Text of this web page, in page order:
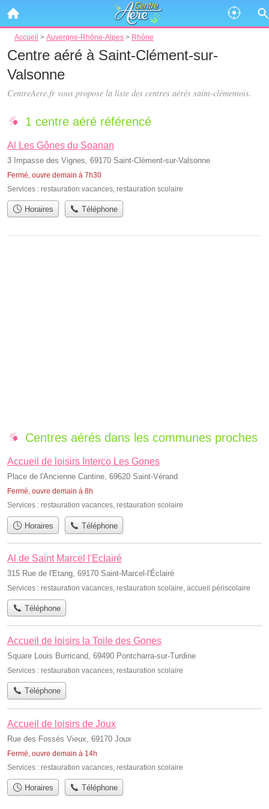
Accueil > Auvergne-Rhône-Alpes > Rhône
Centre aéré à Saint-Clément-sur-
Valsonne
CentreAere.fr vous propose la liste des centres aérés saint-clémentois.
1 centre aéré référencé
Al Les Gônes du Soanan
3 Impasse des Vignes, 69170 Saint-Clément-sur-Valsonne
Fermé, ouvre demain à 7h30
Services : restauration vacances, restauration scolaire
Horaires Téléphone
Centres aérés dans les communes proches
Accueil de loisirs Interco Les Gones
Place de l'Ancienne Cantine, 69620 Saint-Vérand
Fermé, ouvre demain à 8h
Services : restauration vacances, restauration scolaire
Horaires Téléphone
Al de Saint Marcel l'Eclairé
315 Rue de l'Etang, 69170 Saint-Marcel-l'Éclairé
Services : restauration vacances restauration scolaire accueil périscolaire
Téléphone
Accueil de loisirs la Toile des Gones
Square Louis Burricand, 69490 Pontcharra-sur-Turdine
Services : restauration vacances, restauration scolaire
Téléphone
Accueil de loisirs de Joux
Rue des Fossés Vieux, 69170 Joux
Fermé, ouvre demain à 14h
Services : restauration vacances restauration scolaire
Horaires Téléphone